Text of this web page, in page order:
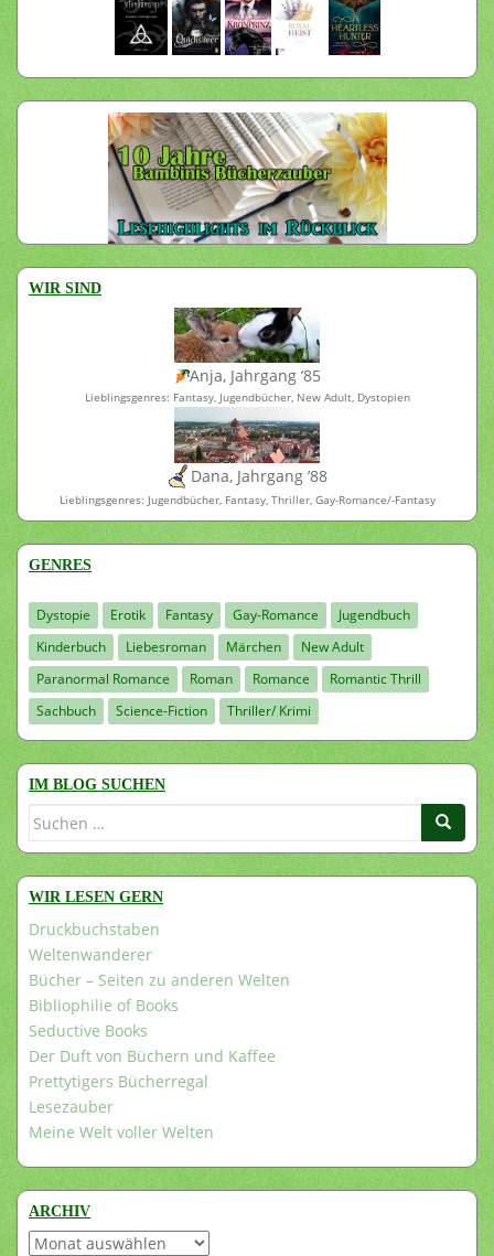
WIR SIND
Anja, Jahrgang ’85
Lieblingsgenres: Fantasy, Jugendbücher, New Adult, Dystopien
Dana, Jahrgang ’88
Lieblingsgenres: Jugendbücher, Fantasy, Thriller, Gay-Romance/-Fantasy
GENRES
Dystopie Erotik Fantasy Gay-Romance
Jugendbuch
Kinderbuch
Liebesroman Märchen
New Adult
Paranormal Romance
Roman Romance
Romantic Thrill
Sachbuch
Science-Fiction Thriller/ Krimi
IM BLOG SUCHEN
Suchen
WIR LESEN GERN
Druckbuchstaben
Weltenwanderer
Bücher – Seiten zu anderen Welten
Bibliophilie of Books
Seductive Books
Der Duft von Büchern und Kaffee
Prettytigers Bücherregal
Lesezauber
Meine Welt voller Welten
ARCHIV
Archiv